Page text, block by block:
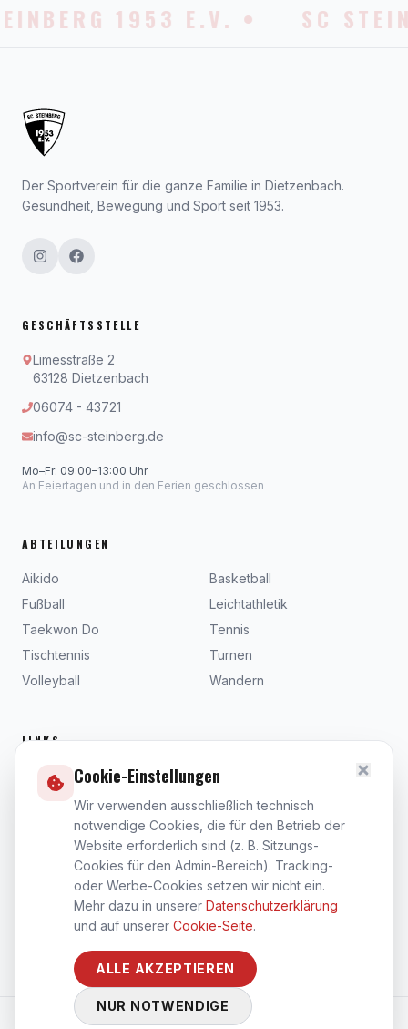
1953 E.V. • SC
Der Sportverein für die ganze Familie in Dietzenbach.
Gesundheit, Bewegung und Sport seit 1953.
GESCHÄFTSSTELLE
Limesstraße 2
63128 Dietzenbach
06074 - 43721
info@sc-steinberg.de
Mo–Fr: 09:00–13:00 Uhr
An Feiertagen und in den Ferien geschlossen
ABTEILUNGEN
Aikido
Basketball
Fußball
Leichtathletik
Taekwon Do
Tennis
Tischtennis
Turnen
Volleyball
Wandern
LINKS
Beiträge
Dokumente
Datenschutz
©2026Sport-Club Steinberg 1953 e.V.
Cookie-Einstellungen
Wir verwenden ausschließlich technisch
notwendige Cookies, die für den Betrieb der
Website erforderlich sind (z. B. Sitzungs-
Cookies für den Admin-Bereich). Tracking-
oder Werbe-Cookies setzen wir nicht ein.
Mehr dazu in unserer Datenschutzerklärung
und auf unserer Cookie-Seite.
ALLE AKZEPTIEREN
NUR NOTWENDIGE